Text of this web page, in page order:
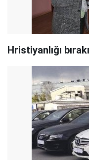
Hristiyanlığı